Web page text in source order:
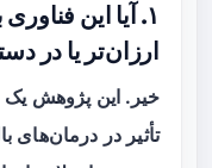
۱. آیا این
ارزان‌تر یا در
خیر. این پژوهش یک
تأثیر در درمان‌های